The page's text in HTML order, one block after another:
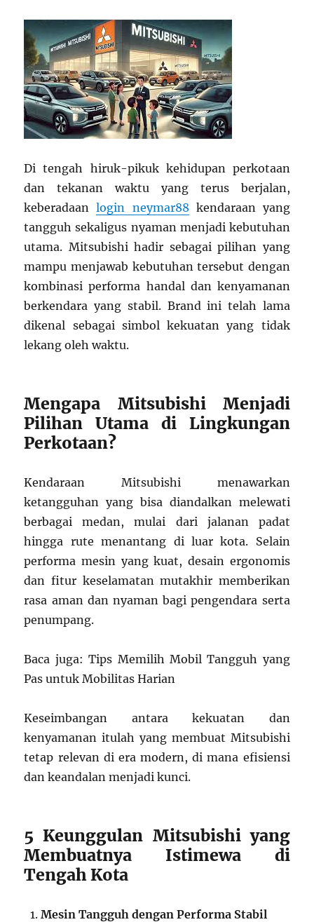
Di tengah hiruk-pikuk kehidupan perkotaan
dan tekanan waktu yang terus berjalan,
keberadaanlogin neymar88 kendaraan yang
tangguh sekaligus nyaman menjadi kebutuhan
utama. Mitsubishi hadir sebagai pilihan yang
mampu menjawab kebutuhan tersebut dengan
kombinasi performa handal dan kenyamanan
berkendara yang stabil. Brand ini telah lama
dikenal sebagai simbol kekuatan yang tidak
lekang oleh waktu.
Mengapa Mitsubishi Menjadi
Pilihan Utama di Lingkungan
Perkotaan?
Kendaraan Mitsubishi menawarkan
ketangguhan yang bisa diandalkan melewati
berbagai medan, mulai dari jalanan padat
hingga rute menantang di luar kota. Selain
performa mesin yang kuat, desain ergonomis
dan fitur keselamatan mutakhir memberikan
rasa aman dan nyaman bagi pengendara serta
penumpang.
Baca juga: Tips Memilih Mobil Tangguh yang
Pas untuk Mobilitas Harian
Keseimbangan antara kekuatan dan
kenyamanan itulah yang membuat Mitsubishi
tetap relevan di era modern, di mana efisiensi
dan keandalan menjadi kunci.
5 Keunggulan Mitsubishi yang
Membuatnya Istimewa di
Tengah Kota
Mesin Tangguh dengan Performa Stabil